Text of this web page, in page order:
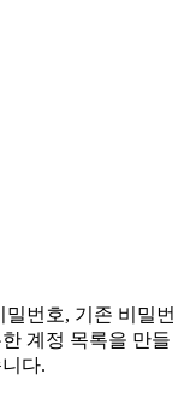
번호, 기존 비밀번
계정 목록을 만들
다.